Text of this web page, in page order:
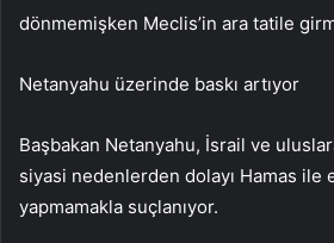
dönmemişken Meclis’in ara tatile
Netanyahu üzerinde baskı artıyor
Başbakan Netanyahu, İsrail ve
siyasi nedenlerden dolayı Hamas ile
yapmamakla suçlanıyor.